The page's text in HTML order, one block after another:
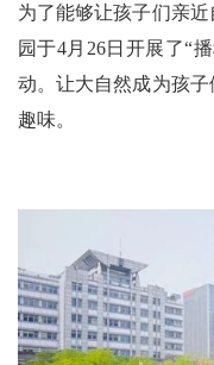
为了能够让孩子们亲
园于4月26日开展了“
动。让大自然成为孩
趣味。